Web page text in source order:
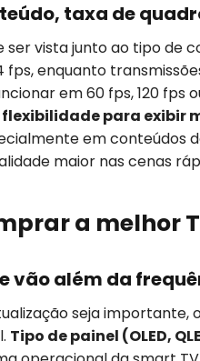
taxa de
ser vista junto ao tipo de
enquanto
em 60 fps, 120 fps
flexibilidade para
em conteúdos
maior nas cenas
a melhor
vão além da
seja
Tipo de painel (OLED,